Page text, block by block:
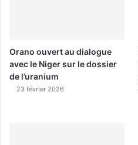
Orano ouvert au dialogue
avec le Niger sur le dossier
de l’uranium
23 février 2026